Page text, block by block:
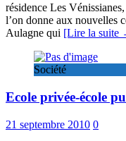
résidence Les
l’on donne aux nouvelles
Aulagne qui [Lire la
Société
Ecole privée-école
21 septembre 2010 0